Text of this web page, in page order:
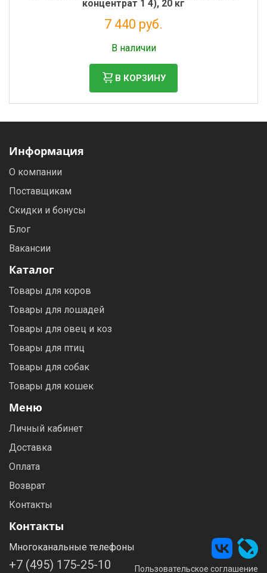
концентрат 1 4), 20 кг
7 440 руб.
В наличии
В КОРЗИНУ
Информация
О компании
Поставщикам
Скидки и бонусы
Блог
Вакансии
Каталог
Товары для коров
Товары для лошадей
Товары для овец и коз
Товары для птиц
Товары для собак
Товары для кошек
Меню
Личный кабинет
Доставка
Оплата
Возврат
Контакты
Контакты
Многоканальные телефоны
+7 (495) 175-25-10 Пользовательское соглашение